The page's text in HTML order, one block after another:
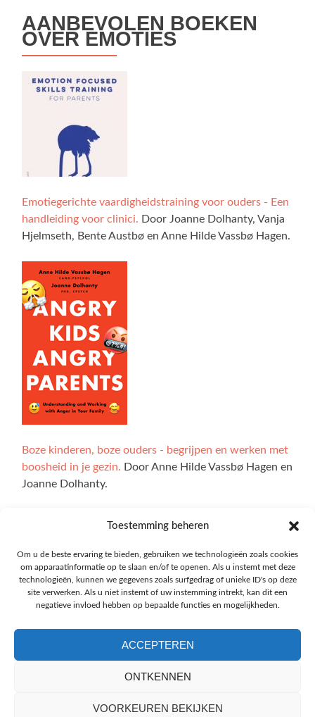
Toestemming beheren
Om u de beste ervaring te bieden, gebruiken we technologieën zoals cookies
om apparaatinformatie op te slaan en/of te openen. Als u instemt met deze
technologieën, kunnen we gegevens zoals surfgedrag of unieke ID's op deze
site verwerken. Als u niet instemt of uw instemming intrekt, kan dit een
negatieve invloed hebben op bepaalde functies en mogelijkheden.
ACCEPTEREN
ONTKENNEN
VOORKEUREN BEKIJKEN
AANBEVOLEN BOEKEN
OVER EMOTIES
Emotiegerichte vaardigheidstraining voor ouders - Een
handleiding voor clinici. Door Joanne Dolhanty, Vanja
Hjelmseth, Bente Austbø en Anne Hilde Vassbø Hagen.
Boze kinderen, boze ouders - begrijpen en werken met
boosheid in je gezin. Door Anne Hilde Vassbø Hagen en
Joanne Dolhanty.
Alle illustraties op de website zijn gemaakt door Ingrid
Marie Bøhler Høvik. De interactieve delen van de site zijn
ontwikkeld met technologie van Explorable, en we zijn
Oskar Blakstad veel dank verschuldigd.
emotiegerichte therapie.